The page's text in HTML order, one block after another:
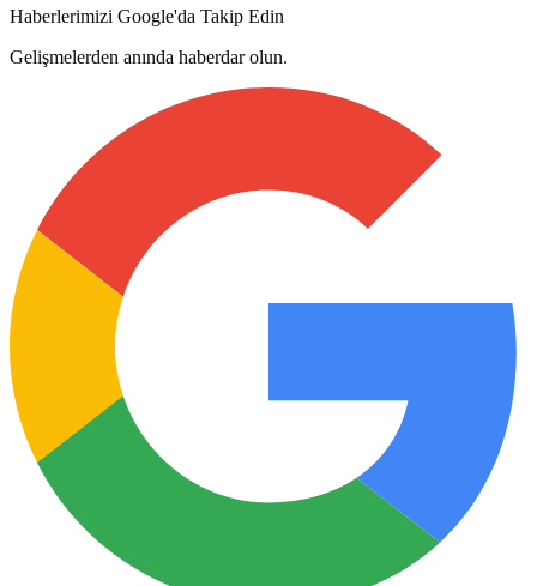
Haberlerimizi Google'da Takip Edin
Gelişmelerden anında haberdar olun.